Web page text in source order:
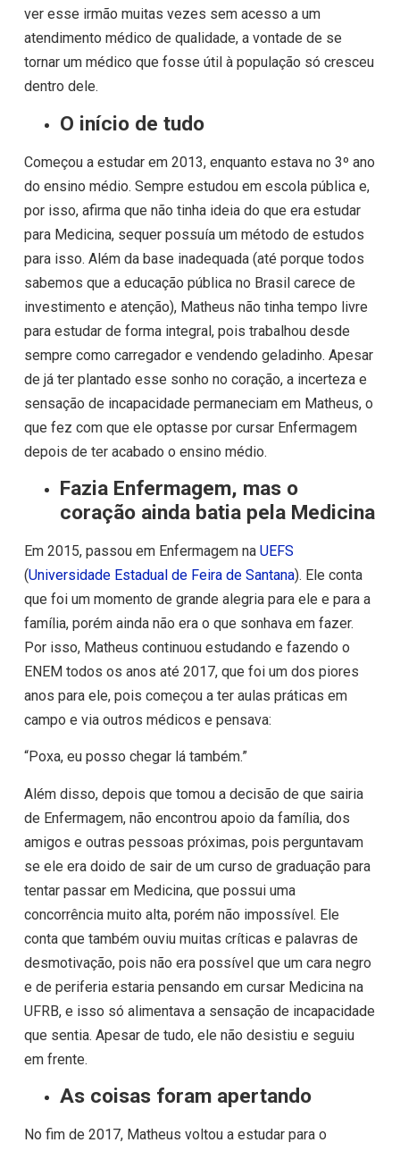
ver esse irmão muitas vezes sem acesso a um
atendimento médico de qualidade, a vontade de se
tornar um médico que fosse útil à população só cresceu
dentro dele.
O início de tudo
Começou a estudar em 2013, enquanto estava no 3º ano
do ensino médio. Sempre estudou em escola pública e,
por isso, afirma que não tinha ideia do que era estudar
para Medicina, sequer possuía um método de estudos
para isso. Além da base inadequada (até porque todos
sabemos que a educação pública no Brasil carece de
investimento e atenção), Matheus não tinha tempo livre
para estudar de forma integral, pois trabalhou desde
sempre como carregador e vendendo geladinho. Apesar
de já ter plantado esse sonho no coração, a incerteza e
sensação de incapacidade permaneciam em Matheus, o
que fez com que ele optasse por cursar Enfermagem
depois de ter acabado o ensino médio.
Fazia Enfermagem, mas o
coração ainda batia pela Medicina
Em 2015, passou em Enfermagem na UEFS
(Universidade Estadual de Feira de Santana). Ele conta
que foi um momento de grande alegria para ele e para a
família, porém ainda não era o que sonhava em fazer.
Por isso, Matheus continuou estudando e fazendo o
ENEM todos os anos até 2017, que foi um dos piores
anos para ele, pois começou a ter aulas práticas em
campo e via outros médicos e pensava:
“Poxa, eu posso chegar lá também.”
Além disso, depois que tomou a decisão de que sairia
de Enfermagem, não encontrou apoio da família, dos
amigos e outras pessoas próximas, pois perguntavam
se ele era doido de sair de um curso de graduação para
tentar passar em Medicina, que possui uma
concorrência muito alta, porém não impossível. Ele
conta que também ouviu muitas críticas e palavras de
desmotivação, pois não era possível que um cara negro
e de periferia estaria pensando em cursar Medicina na
UFRB, e isso só alimentava a sensação de incapacidade
que sentia. Apesar de tudo, ele não desistiu e seguiu
em frente.
As coisas foram apertando
No fim de 2017, Matheus voltou a estudar para o